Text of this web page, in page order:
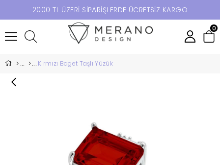
2000 TL ÜZERİ SİPARİŞLERDE ÜCRETSİZ KARGO
0
Kırmızı Baget Taşlı Yüzük